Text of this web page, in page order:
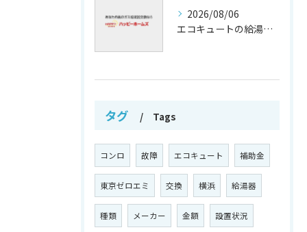
2026/08/06
エコキュートの給湯効率と省エネ効果
タグ Tags
コンロ 故障 エコキュート 補助金
東京ゼロエミ 交換 横浜 給湯器
種類 メーカー 金額 設置状況